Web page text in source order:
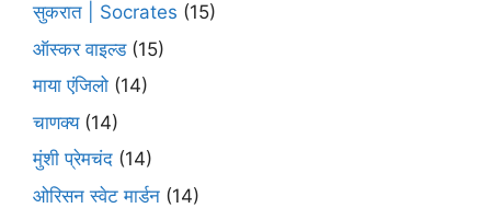
सुकरात | Socrates (15)
ऑस्कर वाइल्ड(15)
माया एंजिलो (14)
चाणक्य(14)
मुंशी प्रेमचंद (14)
ओरिसन स्‍वेट मार्डन (14)